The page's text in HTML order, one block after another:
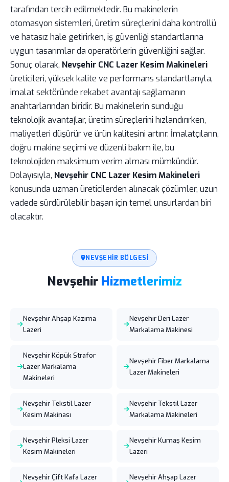
tarafından tercih edilmektedir. Bu makinelerin
otomasyon sistemleri, üretim süreçlerini daha kontrollü
ve hatasız hale getirirken, iş güvenliği standartlarına
uygun tasarımlar da operatörlerin güvenliğini sağlar.
Sonuç olarak, Nevşehir CNC Lazer Kesim Makineleri
üreticileri, yüksek kalite ve performans standartlarıyla,
imalat sektöründe rekabet avantajı sağlamanın
anahtarlarından biridir. Bu makinelerin sunduğu
teknolojik avantajlar, üretim süreçlerini hızlandırırken,
maliyetleri düşürür ve ürün kalitesini artırır. İmalatçıların,
doğru makine seçimi ve düzenli bakım ile, bu
teknolojiden maksimum verim alması mümkündür.
Dolayısıyla, Nevşehir CNC Lazer Kesim Makineleri
konusunda uzman üreticilerden alınacak çözümler, uzun
vadede sürdürülebilir başarı için temel unsurlardan biri
olacaktır.
NEVŞEHIR BÖLGESI
Nevşehir Hizmetlerimiz
Nevşehir Ahşap Kazıma
Lazeri
Nevşehir Deri Lazer
Markalama Makinesi
Nevşehir Köpük Strafor
Lazer Markalama
Makineleri
Nevşehir Fiber Markalama
Lazer Makineleri
Nevşehir Tekstil Lazer
Kesim Makinası
Nevşehir Tekstil Lazer
Markalama Makineleri
Nevşehir Pleksi Lazer
Kesim Makineleri
Nevşehir Kumaş Kesim
Lazeri
Nevşehir Çift Kafa Lazer
Nevşehir Ahşap Lazer